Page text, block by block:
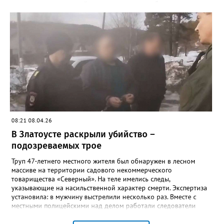
рассказали в златоустовском ОМВД. 19 мая сотрудники отдела
уголовного розыска задержали подозреваемых –
неработающих ранее судимых 32-летних мужчин. Уголовное
дело возбуждено по статье «Разбой».
08:21 08.04.26
В Златоусте раскрыли убийство –
подозреваемых трое
Труп 47-летнего местного жителя был обнаружен в лесном
массиве на территории садового некоммерческого
товарищества «Северный». На теле имелись следы,
указывающие на насильственной характер смерти. Экспертиза
установила: в мужчину выстрелили несколько раз. Вместе с
местными полицейскими над делом работали следователи